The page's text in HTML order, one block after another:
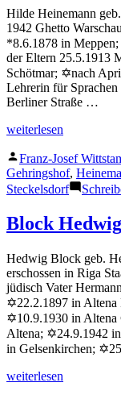
Hilde Heinemann
1942 Ghetto
*8.6.1878 in
der Eltern 25.5.1913
Schötmar; ✡nach
Lehrerin für
Berliner Straße …
„Heinemann
weiterlesen
Veröffentlicht
von
Franz-Josef
Gehringshof,
Steckelsdorf
Block Hedwig
Hedwig Block geb.
erschossen in Riga
jüdisch Vater
✡22.2.1897 in Altena
✡10.9.1930 in Altena
Altena; ✡24.9.1942
in Gelsenkirchen;
„Block
weiterlesen